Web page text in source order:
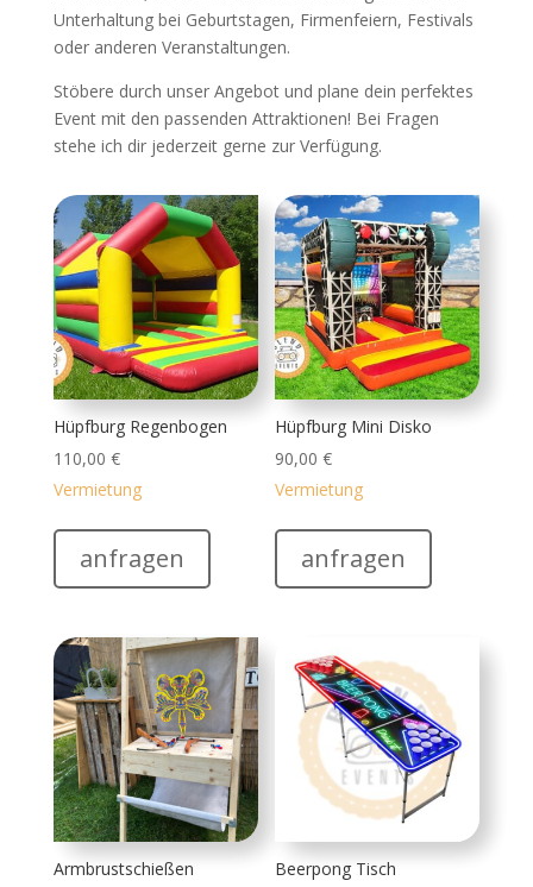
Unterhaltung bei Geburtstagen, Firmenfeiern, Festivals
oder anderen Veranstaltungen.
Stöbere durch unser Angebot und plane dein perfektes
Event mit den passenden Attraktionen! Bei Fragen
stehe ich dir jederzeit gerne zur Verfügung.
Hüpfburg Regenbogen
110,00 €
Vermietung
anfragen
Hüpfburg Mini Disko
90,00€
Vermietung
anfragen
Armbrustschießen
Beerpong Tisch